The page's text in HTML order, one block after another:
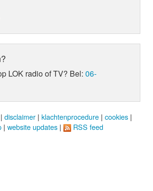
LOK radio of TV? Bel:06-
| disclaimer | klachtenprocedure | cookies |
| website updates | RSS feed